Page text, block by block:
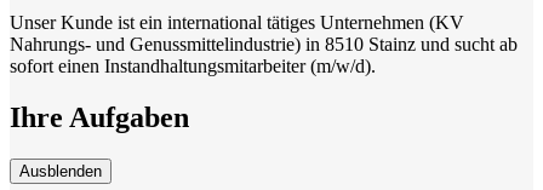
Unser Kunde ist ein international tätiges Unternehmen (KV
Nahrungs- und Genussmittelindustrie) in 8510 Stainz und sucht ab
sofort einen Instandhaltungsmitarbeiter (m/w/d).
Ihre Aufgaben
Ausblenden